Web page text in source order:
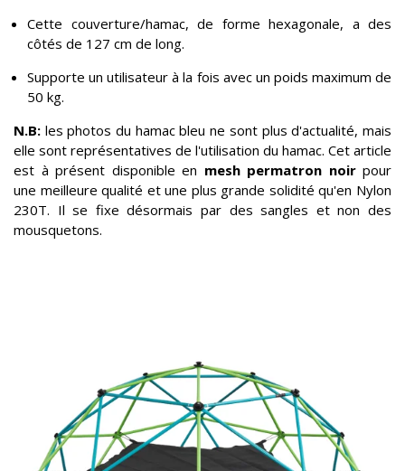
Cette couverture/hamac, de forme hexagonale, a des
côtés de 127 cm de long.
Supporte un utilisateur à la fois avec un poids maximum de
50 kg.
N.B: les photos du hamac bleu ne sont plus d'actualité, mais
elle sont représentatives de l'utilisation du hamac. Cet article
est à présent disponible en mesh permatron noirpour
une meilleure qualité et une plus grande solidité qu'en Nylon
230T. Il se fixe désormais par des sangles et non des
mousquetons.